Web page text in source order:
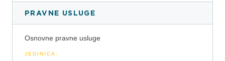
PRAVNE USLUGE
Osnovne pravne usluge
JEDINICA :